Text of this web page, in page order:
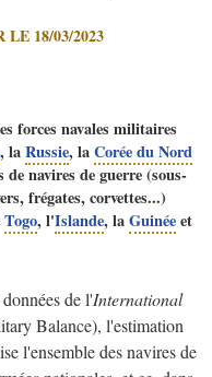
18/03/2023
forces navales militaires
, laRussie, laCorée du Nord
navires de guerre (sous-
frégates, corvettes...)
Togo, l'Islande, laGuinéeet
de l'International
Balance), l'estimation
l'ensemble des navires de